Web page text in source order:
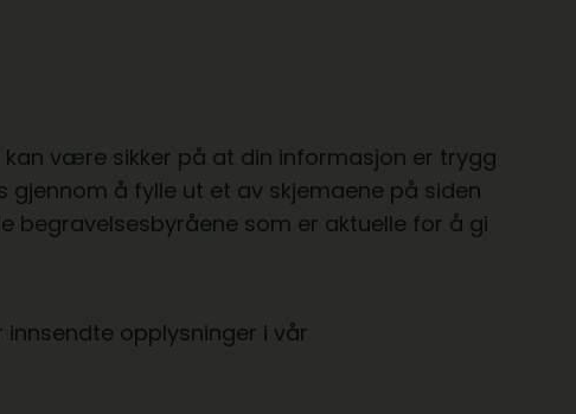
være sikker på at din informasjon er trygg
gjennom å fylle ut et av skjemaene på siden
begravelsesbyråene som er aktuelle for å gi
opplysninger i vår